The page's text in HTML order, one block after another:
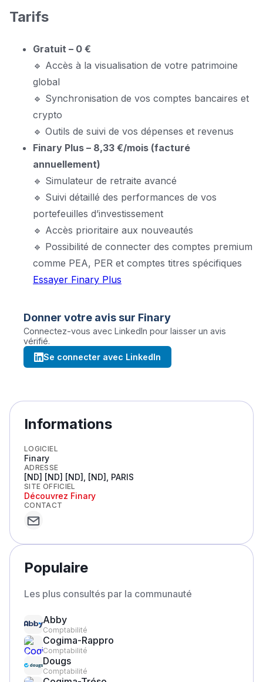
Tarifs
Gratuit – 0 €
🔹 Accès à la visualisation de votre patrimoine
global
🔹 Synchronisation de vos comptes bancaires et
crypto
🔹 Outils de suivi de vos dépenses et revenus
Finary Plus – 8,33 €/mois (facturé
annuellement)
🔹 Simulateur de retraite avancé
🔹 Suivi détaillé des performances de vos
portefeuilles d’investissement
🔹 Accès prioritaire aux nouveautés
🔹 Possibilité de connecter des comptes premium
comme PEA, PER et comptes titres spécifiques
Essayer Finary Plus
Donner votre avis sur Finary
Connectez-vous avec LinkedIn pour laisser un avis
vérifié.
Se connecter avec LinkedIn
Informations
LOGICIEL
Finary
ADRESSE
[ND] [ND] [ND], [ND], PARIS
SITE OFFICIEL
Découvrez Finary
CONTACT
Populaire
Les plus consultés par la communauté
Abby
Comptabilité
Cogima-Rappro
Comptabilité
Dougs
Comptabilité